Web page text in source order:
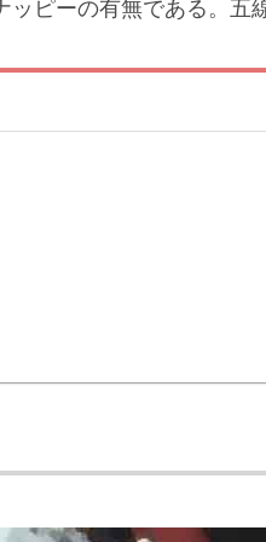
ピーの有無である。五